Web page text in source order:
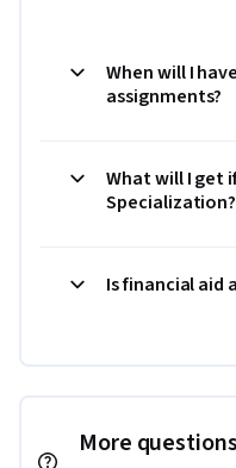
When will I
assignments?
What will I get
Specialization?
Is financial aid
More questions